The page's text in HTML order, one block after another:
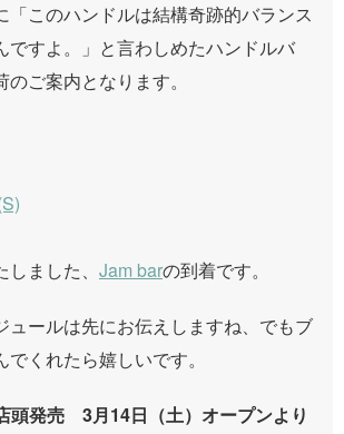
「このハンドルは結構奇跡的バランス
ですよ。」と言わしめたハンドルバ
ご案内となります。
ました、 Jam barの到着です。
ュールは先にお伝えしますね、でもブ
くれたら嬉しいです。
頭発売 3月14日（土）オープンより